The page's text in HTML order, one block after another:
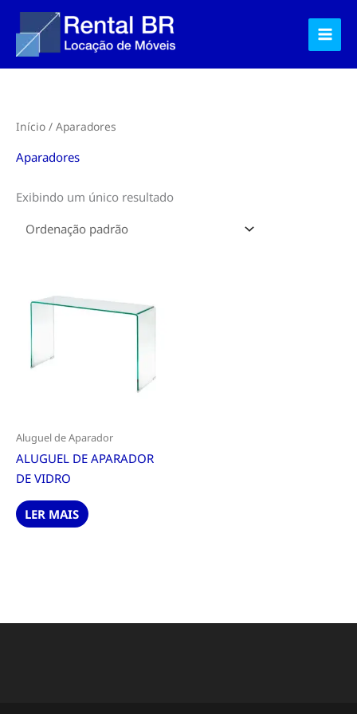
para
conteúdo
Início / Aparadores
Aparadores
Exibindo um único resultado
Aluguel de Aparador
ALUGUEL DE APARADOR
DE VIDRO
LER MAIS